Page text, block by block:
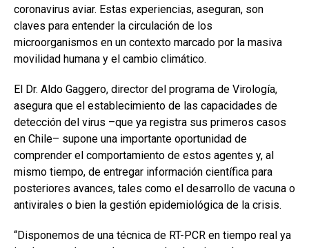
coronavirus aviar. Estas experiencias, aseguran, son
claves para entender la circulación de los
microorganismos en un contexto marcado por la masiva
movilidad humana y el cambio climático.
El Dr. Aldo Gaggero, director del programa de Virología,
asegura que el establecimiento de las capacidades de
detección del virus –que ya registra sus primeros casos
en Chile– supone una importante oportunidad de
comprender el comportamiento de estos agentes y, al
mismo tiempo, de entregar información científica para
posteriores avances, tales como el desarrollo de vacuna o
antivirales o bien la gestión epidemiológica de la crisis.
“Disponemos de una técnica de RT-PCR en tiempo real ya